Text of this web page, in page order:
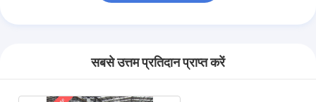
सबसे उत्तम प्रतिदान प्राप्त करें